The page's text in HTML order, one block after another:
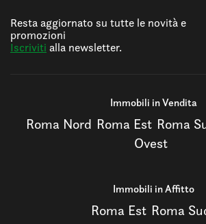
Resta aggiornato su tutte le novità e
promozioni
Iscriviti alla newsletter.
Immobili in Vendita
Roma Nord Roma Est Roma
Ovest
Immobili in Affitto
Roma Est Roma